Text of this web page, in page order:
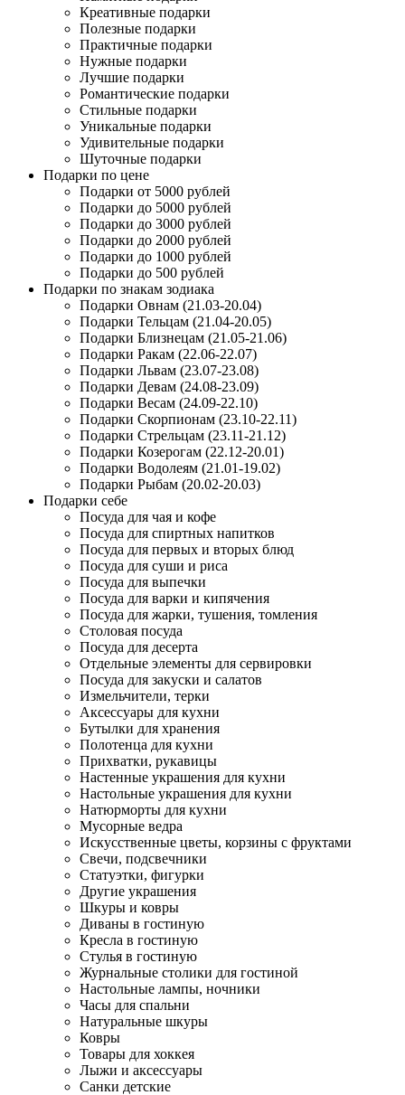
Креативные подарки
Полезные подарки
Практичные подарки
Нужные подарки
Лучшие подарки
Романтические подарки
Стильные подарки
Уникальные подарки
Удивительные подарки
Шуточные подарки
Подарки по цене
Подарки от 5000 рублей
Подарки до 5000 рублей
Подарки до 3000 рублей
Подарки до 2000 рублей
Подарки до 1000 рублей
Подарки до 500 рублей
Подарки по знакам зодиака
Подарки Овнам (21.03-20.04)
Подарки Тельцам (21.04-20.05)
Подарки Близнецам (21.05-21.06)
Подарки Ракам (22.06-22.07)
Подарки Львам (23.07-23.08)
Подарки Девам (24.08-23.09)
Подарки Весам (24.09-22.10)
Подарки Скорпионам (23.10-22.11)
Подарки Стрельцам (23.11-21.12)
Подарки Козерогам (22.12-20.01)
Подарки Водолеям (21.01-19.02)
Подарки Рыбам (20.02-20.03)
Подарки себе
Посуда для чая и кофе
Посуда для спиртных напитков
Посуда для первых и вторых блюд
Посуда для суши и риса
Посуда для выпечки
Посуда для варки и кипячения
Посуда для жарки, тушения, томления
Столовая посуда
Посуда для десерта
Отдельные элементы для сервировки
Посуда для закуски и салатов
Измельчители, терки
Аксессуары для кухни
Бутылки для хранения
Полотенца для кухни
Прихватки, рукавицы
Настенные украшения для кухни
Настольные украшения для кухни
Натюрморты для кухни
Мусорные ведра
Искусственные цветы, корзины с фруктами
Свечи, подсвечники
Статуэтки, фигурки
Другие украшения
Шкуры и ковры
Диваны в гостиную
Кресла в гостиную
Стулья в гостиную
Журнальные столики для гостиной
Настольные лампы, ночники
Часы для спальни
Натуральные шкуры
Ковры
Товары для хоккея
Лыжи и аксессуары
Санки детские